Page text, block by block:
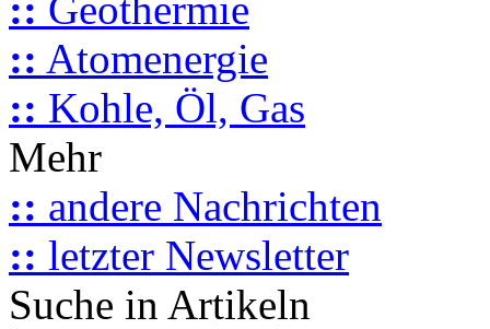
:: Atomenergie
:: Kohle, Öl, Gas
Mehr
:: andere Nachrichten
:: letzter Newsletter
Suche in Artikeln